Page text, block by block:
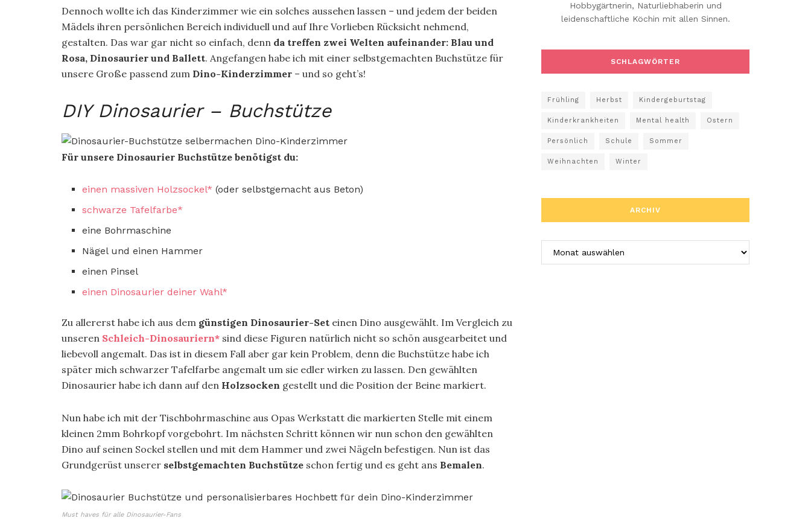
Dennoch wollte ich das Kinderzimmer wie ein solches aussehen lassen – und jedem der beiden
Mädels ihren persönlichen Bereich individuell und auf Ihre Vorlieben Rücksicht nehmend,
gestalten. Das war gar nicht so einfach, denn da treffen zwei Welten aufeinander: Blau und
Rosa, Dinosaurier und Ballett. Angefangen habe ich mit einer selbstgemachten Buchstütze für
unsere Große passend zum Dino-Kinderzimmer – und so geht’s!
DIY Dinosaurier – Buchstütze
Für unsere Dinosaurier Buchstütze benötigst du:
einen massiven Holzsockel* (oder selbstgemacht aus Beton)
schwarze Tafelfarbe*
eine Bohrmaschine
Nägel und einen Hammer
einen Pinsel
einen Dinosaurier deiner Wahl*
Zu allererst habe ich aus dem günstigen Dinosaurier-Set einen Dino ausgewählt. Im Vergleich zu
unseren Schleich-Dinosauriern* sind diese Figuren natürlich nicht so schön ausgearbeitet und
liebevoll angemalt. Das ist in diesem Fall aber gar kein Problem, denn die Buchstütze habe ich
später mich schwarzer Tafelfarbe angemalt um sie edler wirken zu lassen. Den gewählten
Dinosaurier habe ich dann auf den Holzsocken gestellt und die Position der Beine markiert.
Nun habe ich mit der Tischbohrmaschine aus Opas Werkstatt die markierten Stelle mit einem
kleinen 2mm Bohrkopf vorgebohrt. Im nächsten Schritt können wir nun schon den gewählten
Dino auf seinen Sockel stellen und mit dem Hammer und zwei Nägeln befestigen. Nun ist das
Grundgerüst unserer selbstgemachten Buchstütze schon fertig und es geht ans Bemalen.
Must haves für alle Dinosaurier-Fans
Hobbygärtnerin, Naturliebhaberin und
leidenschaftliche Köchin mit allen Sinnen.
SCHLAGWÖRTER
Frühling Herbst Kindergeburtstag
Kinderkrankheiten Mental health Ostern
Persönlich Schule Sommer
Weihnachten Winter
ARCHIV